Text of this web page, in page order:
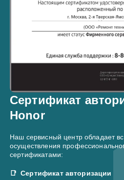
Сертификат
Honor
Наш сервисный центр обладает
осуществления
сертификатами:
Сертификат авторизации